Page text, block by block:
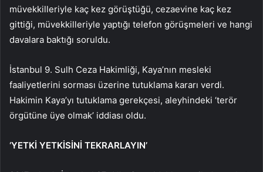
müvekkilleriyle kaç kez görüştüğü, cezaevine kaç kez
gittiği, müvekkilleriyle yaptığı telefon görüşmeleri ve hangi
davalara baktığı soruldu.
İstanbul 9. Sulh Ceza Hakimliği, Kaya’nın mesleki
faaliyetlerini sorması üzerine tutuklama kararı verdi.
Hakimin Kaya’yı tutuklama gerekçesi, aleyhindeki ‘terör
örgütüne üye olmak’ iddiası oldu.
‘YETKİ YETKİSİNİ TEKRARLAYIN’